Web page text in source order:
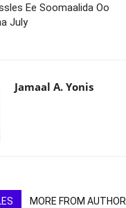
Ee Soomaalida Oo
July
Jamaal A. Yonis
MORE FROM AUTHOR